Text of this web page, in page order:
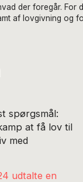
der foregår.
af lovgivning og
spørgsmål:
at få lov til
med
udtalte en